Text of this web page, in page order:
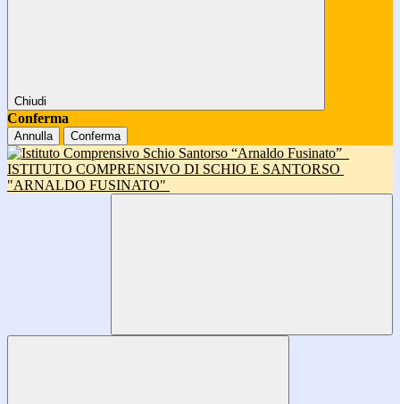
Chiudi
Conferma
Annulla Conferma
ISTITUTO COMPRENSIVO DI SCHIO E SANTORSO
"ARNALDO FUSINATO"